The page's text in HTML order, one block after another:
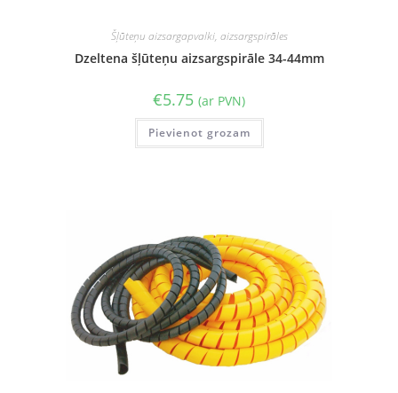
Šļūteņu aizsargapvalki, aizsargspirāles
Dzeltena šļūteņu aizsargspirāle 34-44mm
€5.75 (ar PVN)
Pievienot grozam